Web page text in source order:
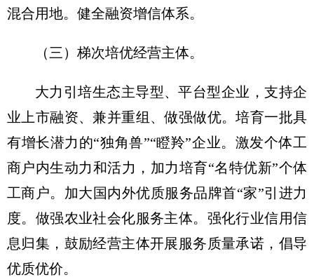
混合用地。健全融资增信体系。
（三）梯次培优经营主体。
大力引培生态主导型、平台型企业，支持企
业上市融资、兼并重组、做强做优。培育一批具
有增长潜力的“独角兽”“瞪羚”企业。激发个体工
商户内生动力和活力，加力培育“名特优新”个体
工商户。加大国内外优质服务品牌首“家”引进力
度。做强农业社会化服务主体。强化行业信用信
息归集，鼓励经营主体开展服务质量承诺，倡导
优质优价。